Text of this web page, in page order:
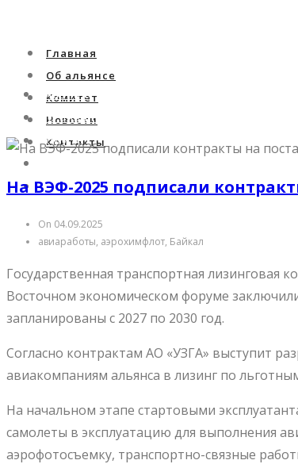
Главная
Об альянсе
Комитет
Новости
Контакты
Главная
Об альянсе
Комитет
Контакты
На ВЭФ-2025 подписали
On 04.09.2025
авиаработы, аэрохимфлот, Байкал
Государственная транспортная лизинговая
Восточном экономическом форуме
запланированы с 2027 по 2030 год.
Согласно контрактам АО «УЗГА» выступит
авиакомпаниям альянса в лизинг по
На начальном этапе стартовыми
самолеты в эксплуатацию для выполнения
аэрофотосъемку, транспортно-связные